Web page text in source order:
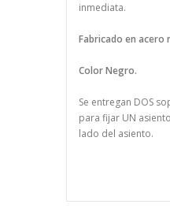
inmediata.
Fabricado en acero
Color Negro.
Se entregan DOS
para fijar UN
lado del asiento.